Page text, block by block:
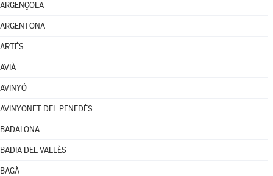
ARGENÇOLA
ARGENTONA
ARTÉS
AVIÀ
AVINYÓ
AVINYONET DEL PENEDÈS
BADALONA
BADIA DEL VALLÈS
BAGÀ